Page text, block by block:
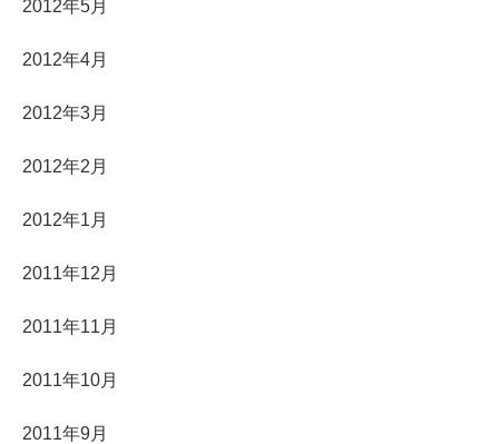
2012年5月
2012年4月
2012年3月
2012年2月
2012年1月
2011年12月
2011年11月
2011年10月
2011年9月